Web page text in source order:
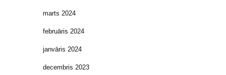
marts 2024
februāris 2024
janvāris 2024
decembris 2023